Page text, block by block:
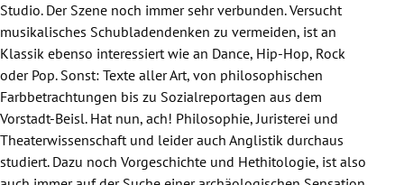
Untermenü
Studio. Der Szene noch immer sehr verbunden. Versucht
musikalisches Schubladendenken zu vermeiden, ist an
Klassik ebenso interessiert wie an Dance, Hip-Hop, Rock
oder Pop. Sonst: Texte aller Art, von philosophischen
Farbbetrachtungen bis zu Sozialreportagen aus dem
Vorstadt-Beisl. Hat nun, ach! Philosophie, Juristerei und
Theaterwissenschaft und leider auch Anglistik durchaus
studiert. Dazu noch Vorgeschichte und Hethitologie, ist also